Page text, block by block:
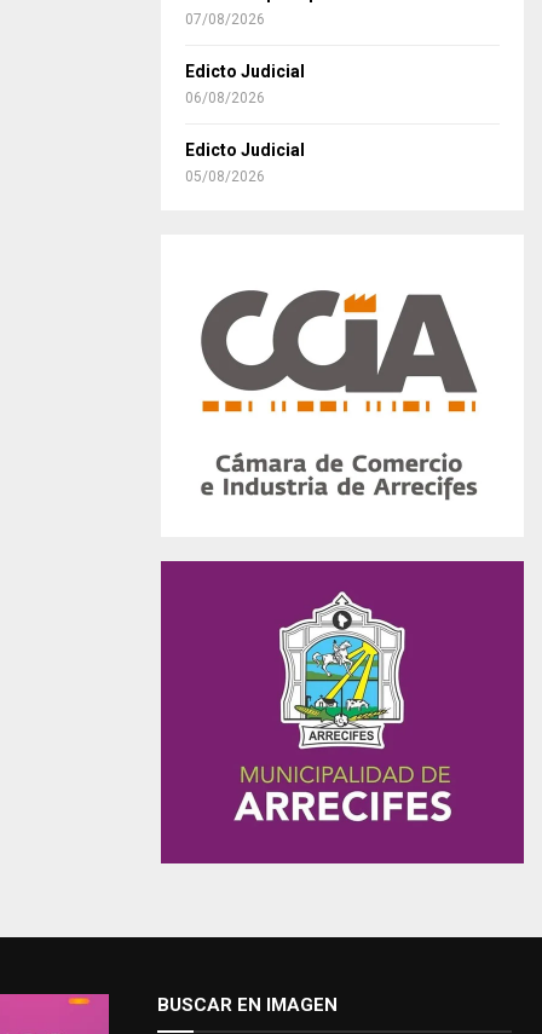
07/08/2026
Edicto Judicial
06/08/2026
Edicto Judicial
05/08/2026
BUSCAR EN IMAGEN